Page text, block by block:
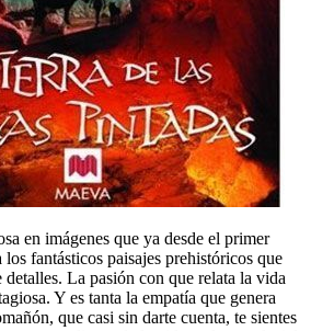
en imágenes que ya desde el primer
fantásticos paisajes prehistóricos que
La pasión con que relata la vida
Y es tanta la empatía que genera
que casi sin darte cuenta, te sientes